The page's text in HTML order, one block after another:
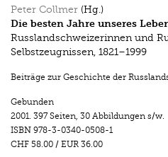
Peter Collmer (Hg.)
Die besten Jahre unseres
Russlandschweizerinnen und
Selbstzeugnissen, 1821–1999
Beiträge zur Geschichte der
Gebunden
2001. 397 Seiten, 30 Abbildungen s/w.
ISBN 978-3-0340-0508-1
CHF 58.00 / EUR 36.00